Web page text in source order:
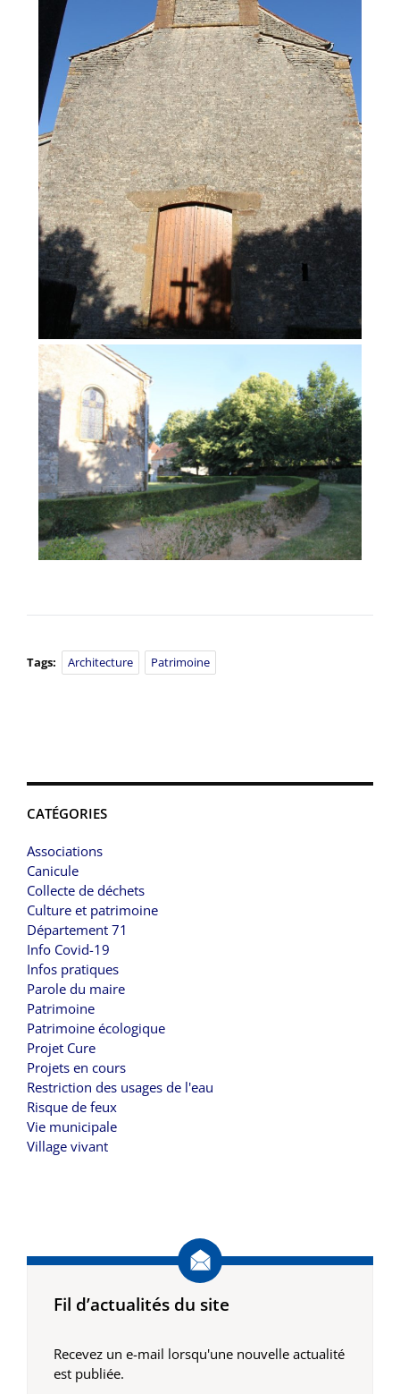
CATÉGORIES
Associations
Canicule
Collecte de déchets
Culture et patrimoine
Département 71
Info Covid-19
Infos pratiques
Parole du maire
Patrimoine
Patrimoine écologique
Projet Cure
Projets en cours
Restriction des usages de l'eau
Risque de feux
Vie municipale
Village vivant
Tags: Architecture Patrimoine
Fil d’actualités du site
Recevez un e-mail lorsqu'une nouvelle actualité
est publiée.